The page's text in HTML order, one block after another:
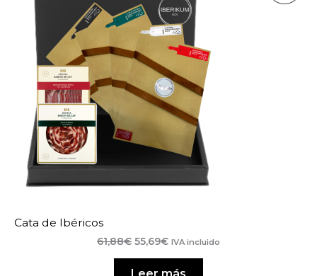
Cata de Ibéricos
61,88€ El
55,69€El
actual
IVA incluido